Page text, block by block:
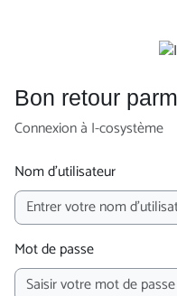
Bon retour
Connexion à I-cosystème
Nom d’utilisateur
Mot de passe